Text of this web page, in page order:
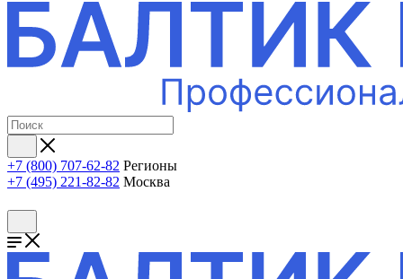
+7 (800) 707-62-82 Регионы
+7 (495) 221-82-82 Москва